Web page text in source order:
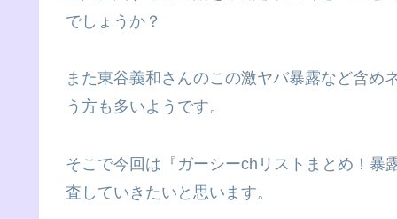
でしょうか？
また東谷義和さんのこの激ヤバ暴露など含め
う方も多いようです。
そこで今回は『ガーシーchリストまとめ！暴
査していきたいと思います。